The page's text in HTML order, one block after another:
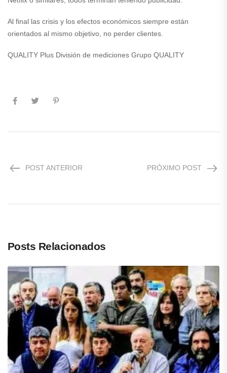
Al final las crisis y los efectos económicos siempre están
orientados al mismo objetivo, no perder clientes.
QUALITY Plus División de mediciones Grupo QUALITY
POST ANTERIOR PRÓXIMO POST
Posts Relacionados